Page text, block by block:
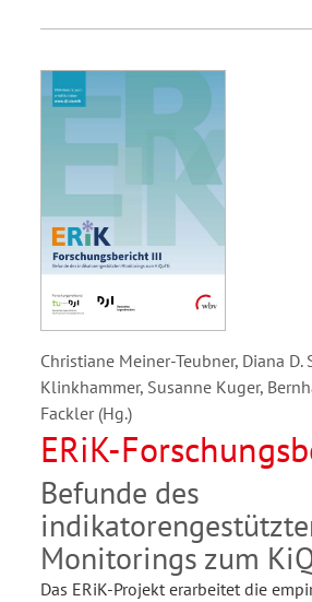
Christiane Meiner-Teubner, Diana D.
Klinkhammer, Susanne Kuger,
Fackler (Hg.)
ERiK-
Befunde des
Monitorings zum
Das ERiK-Projekt erarbeitet die